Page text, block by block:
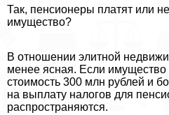
Так, пенсионеры платят или
имущество?
В отношении элитной
менее ясная. Если имущество
стоимость 300 млн рублей и
на выплату налогов для
распространяются.